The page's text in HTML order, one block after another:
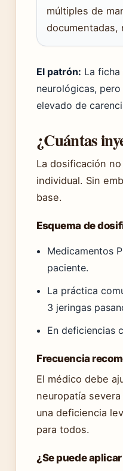
múltiples de
documentadas,
El patrón: La
neurológicas,
elevado de
¿Cuántas
La dosificación
individual. Sin
base.
Esquema de
Medicamentos
paciente.
La práctica
3 jeringas
En deficiencias
Frecuencia
El médico debe
neuropatía
una deficiencia
para todos.
¿Se puede